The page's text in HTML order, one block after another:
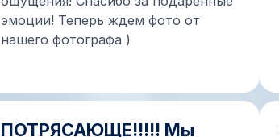
эмоции! Теперь ждем фото от
нашего фотографа )
ПОТРЯСАЮЩЕ!!!!! Мы